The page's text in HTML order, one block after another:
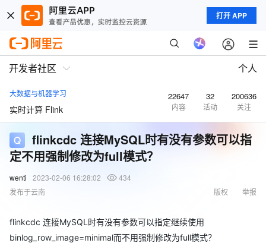
打开 APP
开发者社区 个人
大数据与机器学习
实时计算 Flink
22647
内容
32
活动
200636
关注
flinkcdc 连接MySQL时有没有参数可以指
定不用强制修改为full模式？
wenti 2023-02-06 16:28:02
434
发布于云南
举报
版权
flinkcdc 连接MySQL时有没有参数可以指定继续使用
binlog_row_image=minimal而不用强制修改为full模式？